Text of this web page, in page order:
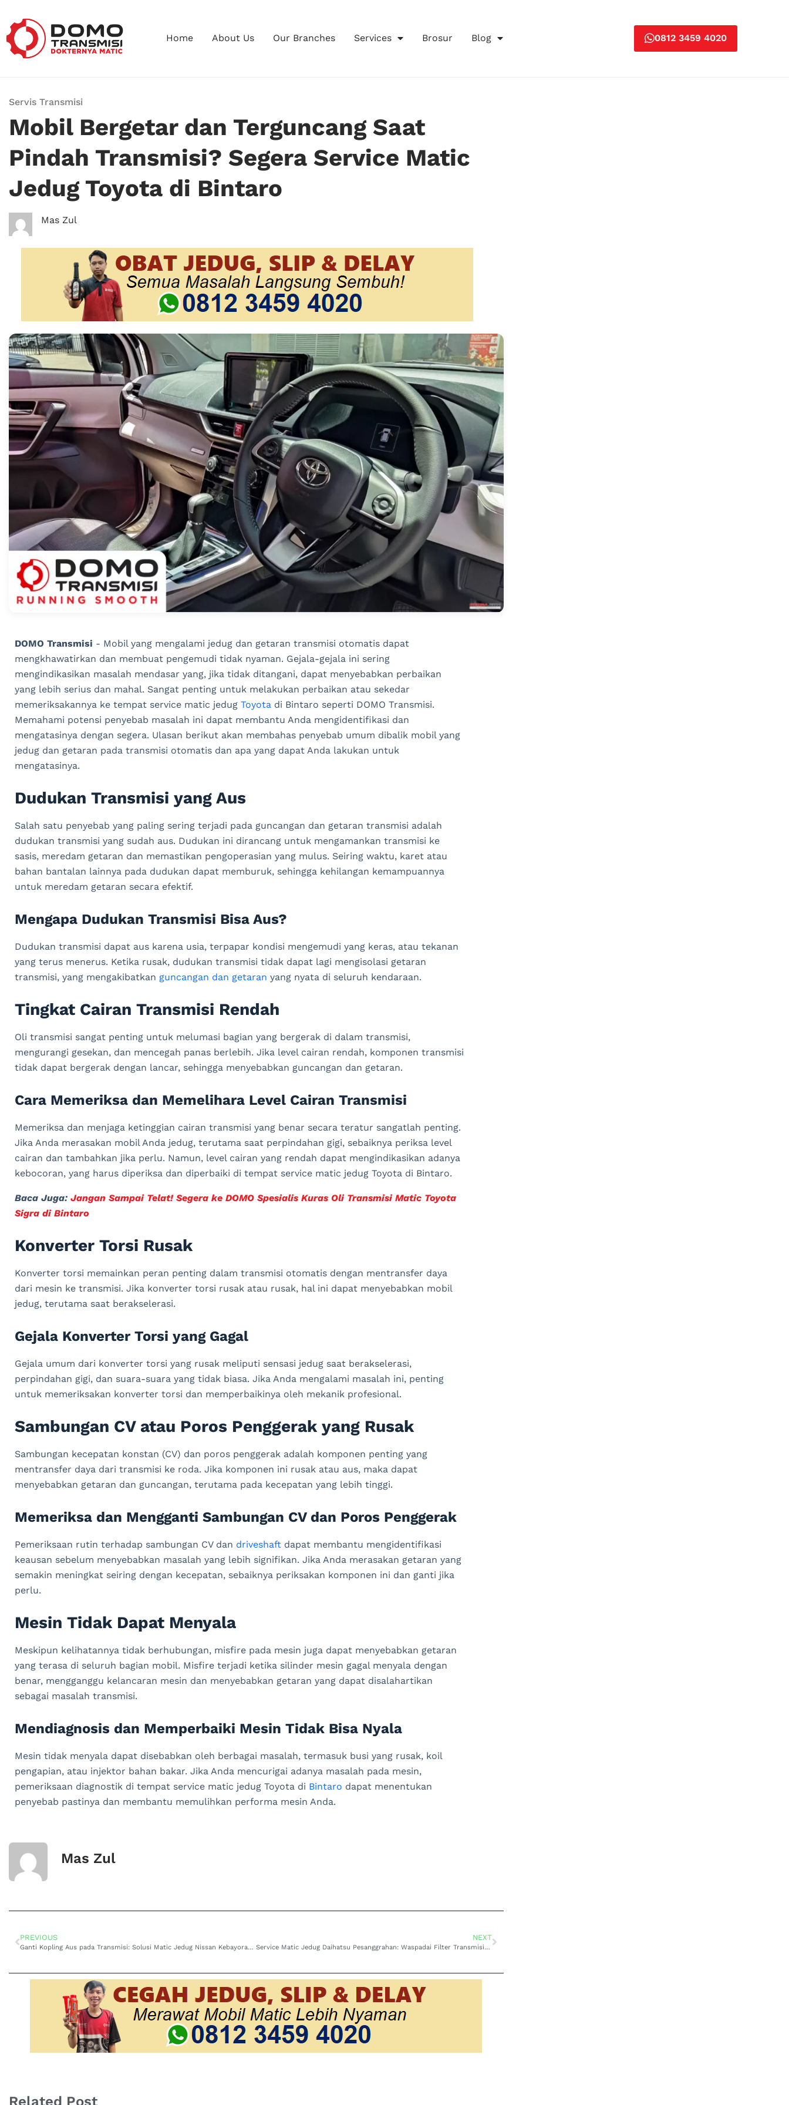
Home About Us Our Branches Services Brosur Blog 0812 3459 4020
Servis Transmisi
Mobil Bergetar dan Terguncang Saat
Pindah Transmisi? Segera Service Matic
Jedug Toyota di Bintaro
Mas Zul
DOMO Transmisi ­- Mobil yang mengalami jedug dan getaran transmisi otomatis dapat
mengkhawatirkan dan membuat pengemudi tidak nyaman. Gejala-gejala ini sering
mengindikasikan masalah mendasar yang, jika tidak ditangani, dapat menyebabkan perbaikan
yang lebih serius dan mahal. Sangat penting untuk melakukan perbaikan atau sekedar
memeriksakannya ke tempat service matic jedug Toyota di Bintaro seperti DOMO Transmisi.
Memahami potensi penyebab masalah ini dapat membantu Anda mengidentifikasi dan
mengatasinya dengan segera. Ulasan berikut akan membahas penyebab umum dibalik mobil yang
jedug dan getaran pada transmisi otomatis dan apa yang dapat Anda lakukan untuk
mengatasinya.
Dudukan Transmisi yang Aus
Salah satu penyebab yang paling sering terjadi pada guncangan dan getaran transmisi adalah
dudukan transmisi yang sudah aus. Dudukan ini dirancang untuk mengamankan transmisi ke
sasis, meredam getaran dan memastikan pengoperasian yang mulus. Seiring waktu, karet atau
bahan bantalan lainnya pada dudukan dapat memburuk, sehingga kehilangan kemampuannya
untuk meredam getaran secara efektif.
Mengapa Dudukan Transmisi Bisa Aus?
Dudukan transmisi dapat aus karena usia, terpapar kondisi mengemudi yang keras, atau tekanan
yang terus menerus. Ketika rusak, dudukan transmisi tidak dapat lagi mengisolasi getaran
transmisi, yang mengakibatkan guncangan dan getaran yang nyata di seluruh kendaraan.
Tingkat Cairan Transmisi Rendah
Oli transmisi sangat penting untuk melumasi bagian yang bergerak di dalam transmisi,
mengurangi gesekan, dan mencegah panas berlebih. Jika level cairan rendah, komponen transmisi
tidak dapat bergerak dengan lancar, sehingga menyebabkan guncangan dan getaran.
Cara Memeriksa dan Memelihara Level Cairan Transmisi
Memeriksa dan menjaga ketinggian cairan transmisi yang benar secara teratur sangatlah penting.
Jika Anda merasakan mobil Anda jedug, terutama saat perpindahan gigi, sebaiknya periksa level
cairan dan tambahkan jika perlu. Namun, level cairan yang rendah dapat mengindikasikan adanya
kebocoran, yang harus diperiksa dan diperbaiki di tempat service matic jedug Toyota di Bintaro.
Baca Juga: Jangan Sampai Telat! Segera ke DOMO Spesialis Kuras Oli Transmisi Matic Toyota
Sigra di Bintaro
Konverter Torsi Rusak
Konverter torsi memainkan peran penting dalam transmisi otomatis dengan mentransfer daya
dari mesin ke transmisi. Jika konverter torsi rusak atau rusak, hal ini dapat menyebabkan mobil
jedug, terutama saat berakselerasi.
Gejala Konverter Torsi yang Gagal
Gejala umum dari konverter torsi yang rusak meliputi sensasi jedug saat berakselerasi,
perpindahan gigi, dan suara-suara yang tidak biasa. Jika Anda mengalami masalah ini, penting
untuk memeriksakan konverter torsi dan memperbaikinya oleh mekanik profesional.
Sambungan CV atau Poros Penggerak yang Rusak
Sambungan kecepatan konstan (CV) dan poros penggerak adalah komponen penting yang
mentransfer daya dari transmisi ke roda. Jika komponen ini rusak atau aus, maka dapat
menyebabkan getaran dan guncangan, terutama pada kecepatan yang lebih tinggi.
Memeriksa dan Mengganti Sambungan CV dan Poros Penggerak
Pemeriksaan rutin terhadap sambungan CV dan driveshaft dapat membantu mengidentifikasi
keausan sebelum menyebabkan masalah yang lebih signifikan. Jika Anda merasakan getaran yang
semakin meningkat seiring dengan kecepatan, sebaiknya periksakan komponen ini dan ganti jika
perlu.
Mesin Tidak Dapat Menyala
Meskipun kelihatannya tidak berhubungan, misfire pada mesin juga dapat menyebabkan getaran
yang terasa di seluruh bagian mobil. Misfire terjadi ketika silinder mesin gagal menyala dengan
benar, mengganggu kelancaran mesin dan menyebabkan getaran yang dapat disalahartikan
sebagai masalah transmisi.
Mendiagnosis dan Memperbaiki Mesin Tidak Bisa Nyala
Mesin tidak menyala dapat disebabkan oleh berbagai masalah, termasuk busi yang rusak, koil
pengapian, atau injektor bahan bakar. Jika Anda mencurigai adanya masalah pada mesin,
pemeriksaan diagnostik di tempat service matic jedug Toyota di Bintaro dapat menentukan
penyebab pastinya dan membantu memulihkan performa mesin Anda.
Mas Zul
PREVIOUS
Ganti Kopling Aus pada Transmisi: Solusi Matic Jedug Nissan Kebayoran Lama
NEXT
Service Matic Jedug Daihatsu Pesanggrahan: Waspadai Filter Transmisi Tersumbat yang Bisa Sebabkan Masalah!
Related Post